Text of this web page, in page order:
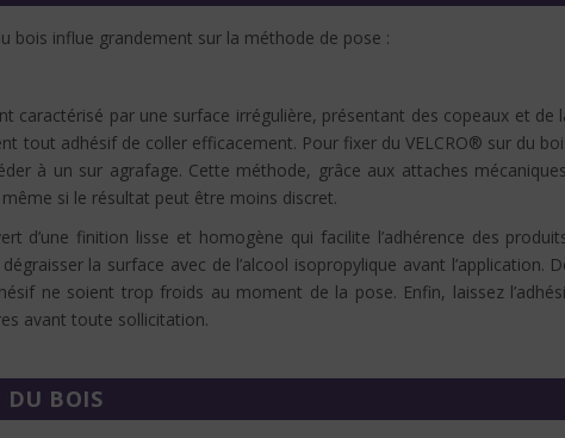
bois influe grandement sur la méthode de pose :
caractérisé par une surface irrégulière, présentant des copeaux et de
tout adhésif de coller efficacement. Pour fixer du VELCRO® sur du
à un sur agrafage. Cette méthode, grâce aux attaches
si le résultat peut être moins discret.
d’une finition lisse et homogène qui facilite l’adhérence des
la surface avec de l’alcool isopropylique avant l’application.
ne soient trop froids au moment de la pose. Enfin, laissez
avant toute sollicitation.
DU BOIS